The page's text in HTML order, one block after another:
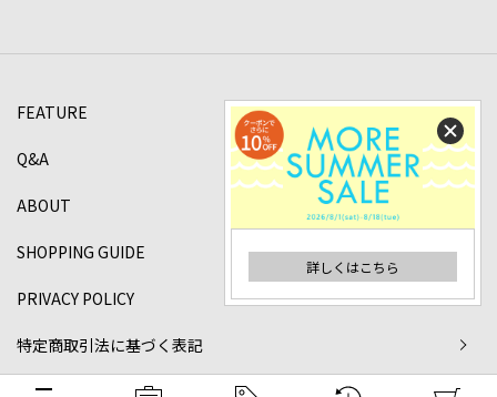
詳しくはこちら
FEATURE
Q&A
ABOUT
SHOPPING GUIDE
PRIVACY POLICY
特定商取引法に基づく表記